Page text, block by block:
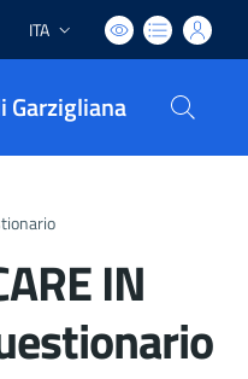
Lingua attiva:
ITA
Garzigliana
IN